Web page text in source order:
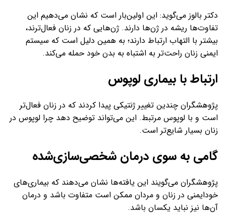
دکتر بالوز می‌گوید: این اولین‌بار است که نشان می‌دهیم این
تفاوت‌ها ریشه در ژن‌ها دارند. ژن‌هایی که در زنان فعال‌ترند،
بیشتر با التهاب ارتباط دارند؛ به همین دلیل است که سیستم
ایمنی زنان راحت‌تر به اشتباه به بدن خود حمله می‌کند.
ارتباط با بیماری لوپوس
پژوهشگران چندین تغییر ژنتیکی پیدا کردند که در زنان فعال‌تر
است و با لوپوس مرتبط. این می‌تواند توضیح دهد چرا لوپوس در
زنان بسیار شایع‌تر است.
گامی به سوی درمان شخصی‌سازی‌شده
پژوهشگران می‌گویند این یافته‌ها نشان می‌دهند که بیماری‌های
خودایمنی در زنان و مردان ممکن است متفاوت باشد و درمان
آن‌ها نیز نباید یکسان باشد.